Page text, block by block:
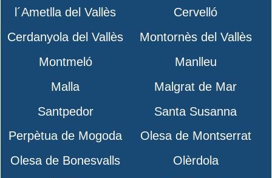
l´Ametlla del Vallès
Cervelló
Cerdanyola del Vallès
Montornès del Vallès
Montmeló
Manlleu
Malla
Malgrat de Mar
Santpedor
Santa Susanna
Perpètua de Mogoda
Olesa de Montserrat
Olesa de Bonesvalls
Olèrdola